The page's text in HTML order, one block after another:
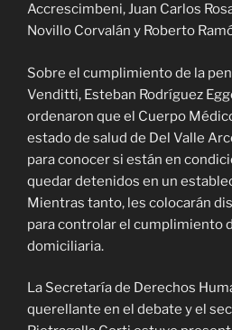
Accrescimbeni, Juan Carlos
Novillo Corvalán y Roberto
Sobre el cumplimiento de la
Venditti, Esteban Rodríguez
ordenaron que el Cuerpo
estado de salud de Del Valle
para conocer si están en
quedar detenidos en un
Mientras tanto, les colocarán
para controlar el cumplimiento
domiciliaria.
La Secretaría de Derechos
querellante en el debate y el